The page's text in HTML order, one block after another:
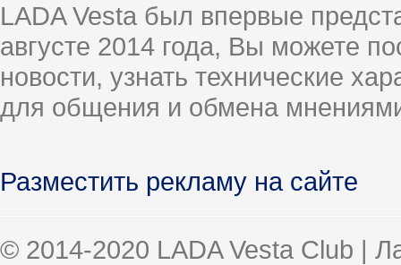
LADA Vesta был впервые
августе 2014 года, Вы можете
новости, узнать технические
для общения и обмена
Разместить рекламу на сайте
© 2014-2020 LADA Vesta Club |